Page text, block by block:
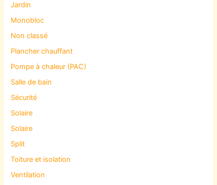
Jardin
Monobloc
Non classé
Plancher chauffant
Pompe à chaleur (PAC)
Salle de bain
Sécurité
Solaire
Solaire
Split
Toiture et isolation
Ventilation